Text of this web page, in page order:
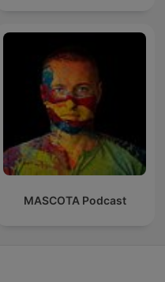
MASCOTA Podcast